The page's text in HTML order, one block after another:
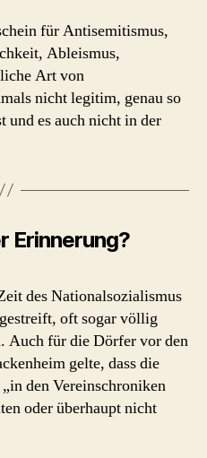
für Antisemitismus,
Ableismus,
Art von
nicht legitim, genau so
und es auch nicht in der
Erinnerung?
des Nationalsozialismus
oft sogar völlig
Auch für die Dörfer vor den
gelte, dass die
den Vereinschroniken
oder überhaupt nicht